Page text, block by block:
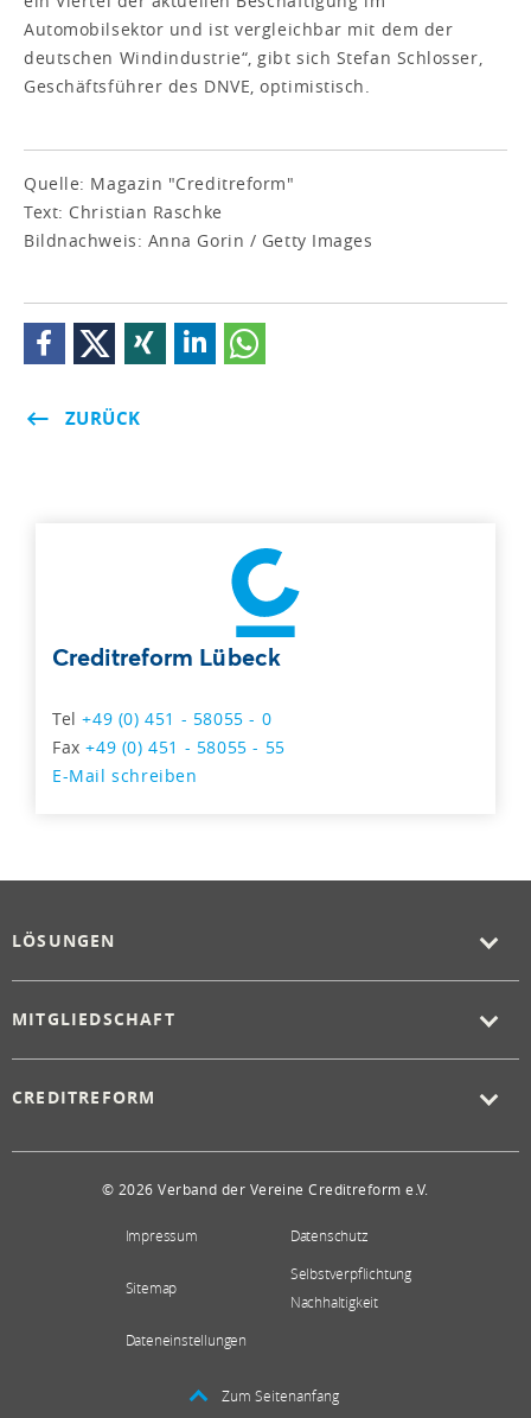
Automobilsektor und ist vergleichbar mit dem der
deutschen Windindustrie“, gibt sich Stefan Schlosser,
Geschäftsführer des DNVE, optimistisch.
Quelle: Magazin "Creditreform"
Text: Christian Raschke
Bildnachweis: Anna Gorin / Getty Images
ZURÜCK
Creditreform Lübeck
Tel+49 (0) 451 - 58055 - 0
Fax+49 (0) 451 - 58055 - 55
E-Mail schreiben
LÖSUNGEN
MITGLIEDSCHAFT
CREDITREFORM
© 2026 Verband der Vereine Creditreform e.V.
Impressum Datenschutz
Sitemap
Selbstverpflichtung
Nachhaltigkeit
Dateneinstellungen
Zum Seitenanfang